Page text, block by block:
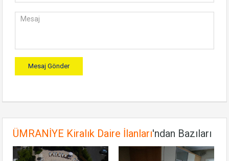
ÜMRANİYE Kiralık Daire İlanları'ndan Bazıları